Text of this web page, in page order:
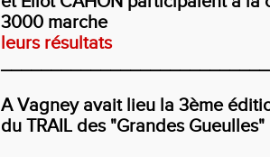
3000 marche
leurs résultats
___________________________
A Vagney avait lieu la 3ème
du TRAIL des "Grandes Gueulles"